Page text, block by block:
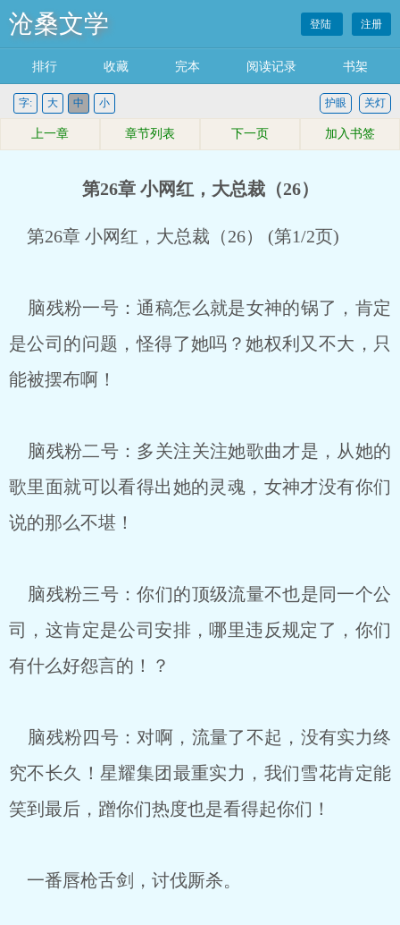
沧桑文学 登陆 注册
排行 收藏 完本 阅读记录 书架
字: 大 中 小 关灯
护眼
上一章 章节列表 下一页 加入书签
第26章 小网红，大总裁（26）
第26章 小网红，大总裁（26） (第1/2页)
脑残粉一号：通稿怎么就是女神的锅了，肯定
是公司的问题，怪得了她吗？她权利又不大，只
能被摆布啊！
脑残粉二号：多关注关注她歌曲才是，从她的
歌里面就可以看得出她的灵魂，女神才没有你们
说的那么不堪！
脑残粉三号：你们的顶级流量不也是同一个公
司，这肯定是公司安排，哪里违反规定了，你们
有什么好怨言的！？
脑残粉四号：对啊，流量了不起，没有实力终
究不长久！星耀集团最重实力，我们雪花肯定能
笑到最后，蹭你们热度也是看得起你们！
一番唇枪舌剑，讨伐厮杀。